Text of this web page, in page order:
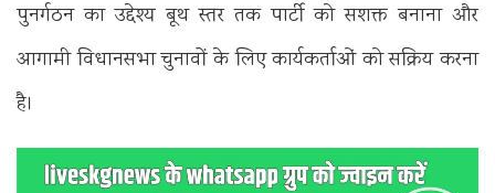
पुनर्गठन का उद्देश्य बूथ स्तर तक पार्टी को सशक्त बनाना और
आगामी विधानसभा चुनावों के लिए कार्यकर्ताओं को सक्रिय करना
है।